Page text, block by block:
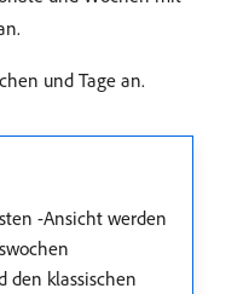
und Tage an.
-Ansicht werden
den klassischen